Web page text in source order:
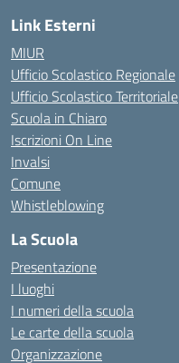
Link Esterni
MIUR
Ufficio Scolastico Regionale
Ufficio Scolastico Territoriale
Scuola in Chiaro
Iscrizioni On Line
Invalsi
Comune
Whistleblowing
La Scuola
Presentazione
I luoghi
I numeri della scuola
Le carte della scuola
Organizzazione